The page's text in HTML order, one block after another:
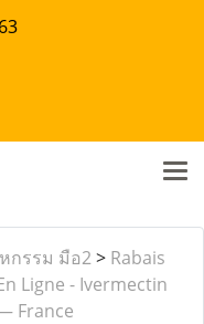
กรรม มือ2> Rabais
Ligne - Ivermectin
France